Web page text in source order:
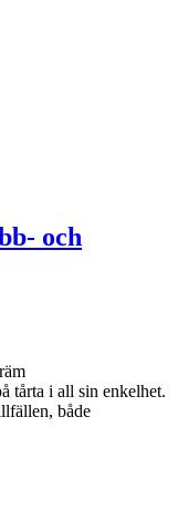
och
tårta i all sin enkelhet.
både